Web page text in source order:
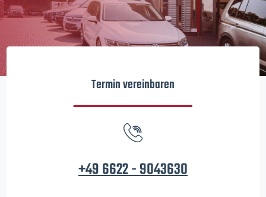
Termin vereinbaren
+49 6622 - 9043630